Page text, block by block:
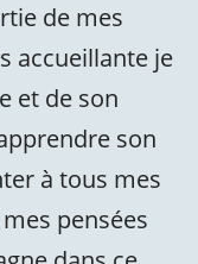
de mes
accueillante je
et de son
son
à tous mes
pensées